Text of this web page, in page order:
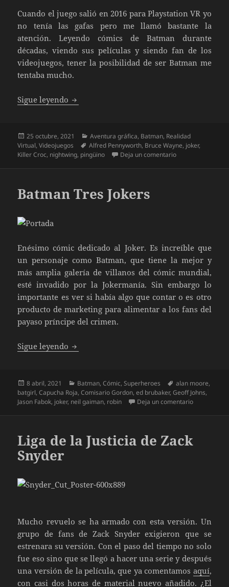
Cuando el juego salió en 2016 para Playstation VR yo
no tenía las gafas pero me llamó bastante la
atención. Leyendo cómics de Batman durante
décadas, viendo sus películas y siendo fan de los
videojuegos, tener la posibilidad de ser Batman me
tentaba mucho.
Sigue leyendo Batman Arkham VR
Publicado
el
25 octubre, 2021 Categorías
Aventura gráfica, Batman, Realidad
Virtual,Videojuegos Etiquetas
Alfred Pennyworth, Bruce Wayne, joker,
Killer Croc, nightwing, pingüino Deja un comentarioen Batman
Batman Tres Jokers
Enésimo cómic dedicado al Joker. Es increíble que
un personaje como Batman, que tiene la mejor y
más amplia galería de villanos del cómic mundial,
esté invadido por la Jokermanía. Sin embargo lo
importante es ver si había algo que contar o es otro
producto de marketing para alimentar a los fans del
payaso príncipe del crimen.
Sigue leyendo Batman Tres Jokers
Publicado
el
8 abril, 2021 Categorías
Batman,Cómic,Superheroes Etiquetas
alan moore,
batgirl,Capucha Roja,Comisario Gordon,ed brubaker,Geoff Johns,
Jason Fabok, joker, neil gaiman, robin Deja un comentarioen Batman
Liga de la Justicia de Zack
Snyder
Mucho revuelo se ha armado con esta versión. Un
grupo de fans de Zack Snyder exigieron que se
estrenara su versión. Con el paso del tiempo no solo
fue eso sino que se llegó a hacer una serie y después
una versión de la película, que ya comentamos aquí,
con casi dos horas de material nuevo añadido. ¿El